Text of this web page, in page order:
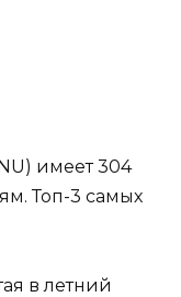
имеет 304
Топ-3 самых
в летний